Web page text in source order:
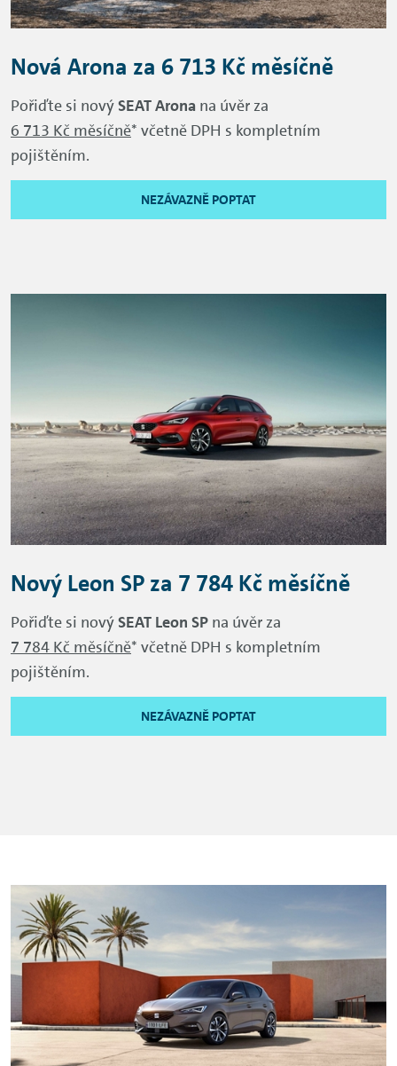
Nová Arona za 6 713 Kč měsíčně
Pořiďte si novýSEAT Arona na úvěr za
6 713 Kč měsíčně* včetně DPH s kompletním
pojištěním.
NEZÁVAZNĚ POPTAT
Nový Leon SP za 7 784 Kč měsíčně
Pořiďte si novýSEAT Leon SP na úvěr za
7 784 Kč měsíčně* včetně DPH s kompletním
pojištěním.
NEZÁVAZNĚ POPTAT